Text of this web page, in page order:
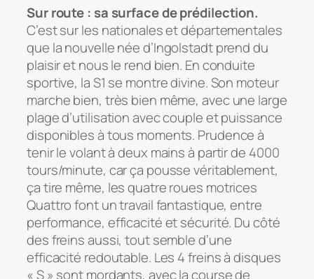
Sur route : sa surface de prédilection.
C’est sur les nationales et départementales
que la nouvelle née d’Ingolstadt prend du
plaisir et nous le rend bien. En conduite
sportive, la S1 se montre divine. Son moteur
marche bien, très bien même, avec une large
plage d’utilisation avec couple et puissance
disponibles à tous moments. Prudence à
tenir le volant à deux mains à partir de 4000
tours/minute, car ça pousse véritablement,
ça tire même, les quatre roues motrices
Quattro font un travail fantastique, entre
performance, efficacité et sécurité. Du côté
des freins aussi, tout semble d’une
efficacité redoutable. Les 4 freins à disques
« S » sont mordants, avec la course de